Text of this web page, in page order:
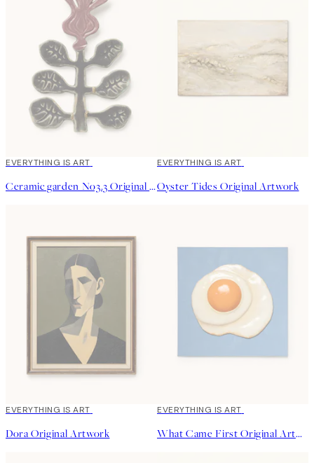
EVERYTHING IS ART
Ceramic garden No3.3 Original Artwork
EVERYTHING IS ART
Oyster Tides Original Artwork
EVERYTHING IS ART
Dora Original Artwork
EVERYTHING IS ART
What Came First Original Artwork